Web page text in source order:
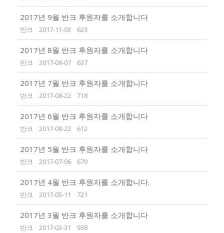
2017년 9월 반크 후원자를 소개합니다
반크 2017-11-03 623
2017년 8월 반크 후원자를 소개합니다
반크 2017-09-07 637
2017년 7월 반크 후원자를 소개합니다
반크 2017-08-22 718
2017년 6월 반크 후원자를 소개합니다
반크 2017-08-22 612
2017년 5월 반크 후원자를 소개합니다
반크 2017-07-06 679
2017년 4월 반크 후원자를 소개합니다.
반크 2017-05-11 721
2017년 3월 반크 후원자를 소개합니다
반크 2017-03-31 938